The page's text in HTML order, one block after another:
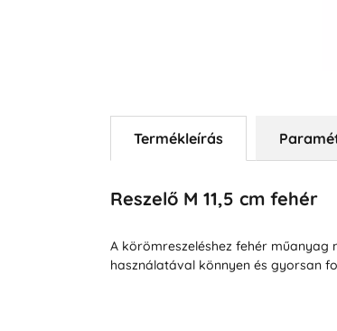
Termékleírás
Reszelő M 11,5 cm fehér
A körömreszeléshez fehér műanyag
használatával könnyen és gyorsan